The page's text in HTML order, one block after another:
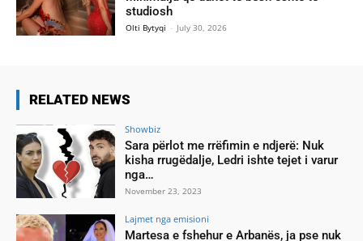
studiosh
Olti Bytyqi - July 30, 2026
RELATED NEWS
Showbiz
Sara përlot me rrëfimin e ndjerë: Nuk
kisha rrugëdalje, Ledri ishte tejet i varur
nga…
November 23, 2023
Lajmet nga emisioni
Martesa e fshehur e Arbanës, ja pse nuk